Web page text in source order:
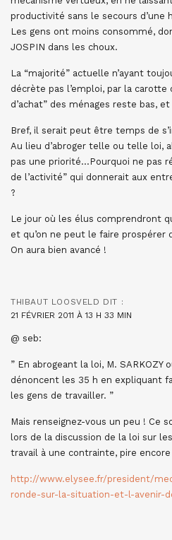
productivité sans le secours d’une
Les gens ont moins consommé,
JOSPIN dans les choux.
La “majorité” actuelle n’ayant
décrète pas l’emploi, par la
d’achat” des ménages reste bas,
Bref, il serait peut être temps de
Au lieu d’abroger telle ou telle loi,
pas une priorité…Pourquoi ne pas
de l’activité” qui donnerait aux
?
Le jour où les élus comprendront
et qu’on ne peut le faire prospérer
On aura bien avancé !
THIBAUT LOOSVELD DIT :
21 FÉVRIER 2011 À 13 H 33 MIN
@ seb:
” En abrogeant la loi, M. SARKOZY
dénoncent les 35 h en expliquant
les gens de travailler. ”
Mais renseignez-vous un peu ! Ce
lors de la discussion de la loi sur
travail à une contrainte, pire
http://www.elysee.fr/president/
ronde-sur-la-situation-et-l-avenir-